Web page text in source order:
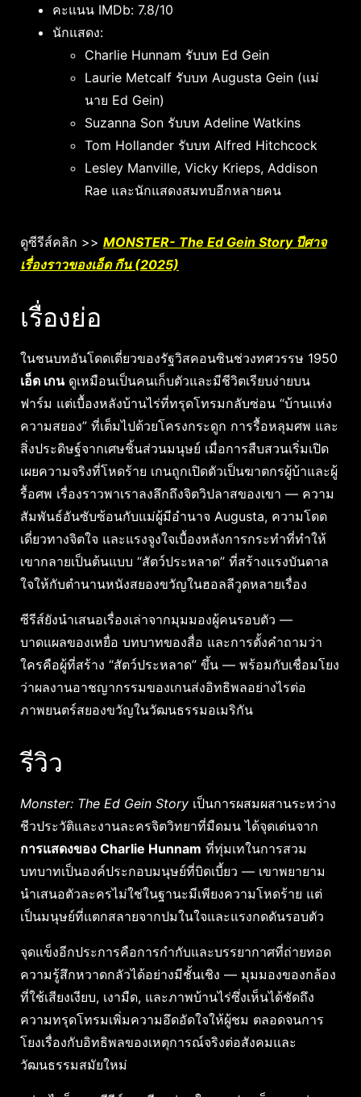
คะแนน IMDb: 7.8/10
นักแสดง:
Charlie Hunnam รับบท Ed Gein
Laurie Metcalf รับบท Augusta Gein (แม่
นาย Ed Gein)
Suzanna Son รับบท Adeline Watkins
Tom Hollander รับบท Alfred Hitchcock
Lesley Manville, Vicky Krieps, Addison
Rae และนักแสดงสมทบอีกหลายคน
ดูซีรีส์คลิก >> MONSTER- The Ed Gein Story ปีศาจ
เรื่องราวของเอ็ด กีน (2025)
เรื่องย่อ
ในชนบทอันโดดเดี่ยวของรัฐวิสคอนซินช่วงทศวรรษ 1950
เอ็ด เกนดูเหมือนเป็นคนเก็บตัวและมีชีวิตเรียบง่ายบน
ฟาร์ม แต่เบื้องหลังบ้านไร่ที่ทรุดโทรมกลับซ่อน “บ้านแห่ง
ความสยอง” ที่เต็มไปด้วยโครงกระดูก การรื้อหลุมศพ และ
สิ่งประดิษฐ์จากเศษชิ้นส่วนมนุษย์ เมื่อการสืบสวนเริ่มเปิด
เผยความจริงที่โหดร้าย เกนถูกเปิดตัวเป็นฆาตกรผู้บ้าและผู้
รื้อศพ เรื่องราวพาเราลงลึกถึงจิตวิปลาสของเขา — ความ
สัมพันธ์อันซับซ้อนกับแม่ผู้มีอำนาจ Augusta, ความโดด
เดี่ยวทางจิตใจ และแรงจูงใจเบื้องหลังการกระทำที่ทำให้
เขากลายเป็นต้นแบบ “สัตว์ประหลาด” ที่สร้างแรงบันดาล
ใจให้กับตำนานหนังสยองขวัญในฮอลลีวูดหลายเรื่อง
ซีรีส์ยังนำเสนอเรื่องเล่าจากมุมมองผู้คนรอบตัว —
บาดแผลของเหยื่อ บทบาทของสื่อ และการตั้งคำถามว่า
ใครคือผู้ที่สร้าง “สัตว์ประหลาด” ขึ้น — พร้อมกับเชื่อมโยง
ว่าผลงานอาชญากรรมของเกนส่งอิทธิพลอย่างไรต่อ
ภาพยนตร์สยองขวัญในวัฒนธรรมอเมริกัน
รีวิว
Monster: The Ed Gein Story เป็นการผสมผสานระหว่าง
ชีวประวัติและงานละครจิตวิทยาที่มืดมน ได้จุดเด่นจาก
การแสดงของ Charlie Hunnam ที่ทุ่มเทในการสวม
บทบาทเป็นองค์ประกอบมนุษย์ที่บิดเบี้ยว — เขาพยายาม
นำเสนอตัวละครไม่ใช่ในฐานะมีเพียงความโหดร้าย แต่
เป็นมนุษย์ที่แตกสลายจากปมในใจและแรงกดดันรอบตัว
จุดแข็งอีกประการคือการกำกับและบรรยากาศที่ถ่ายทอด
ความรู้สึกหวาดกลัวได้อย่างมีชั้นเชิง — มุมมองของกล้อง
ที่ใช้เสียงเงียบ, เงามืด, และภาพบ้านไร่ซึ่งเห็นได้ชัดถึง
ความทรุดโทรมเพิ่มความอึดอัดใจให้ผู้ชม ตลอดจนการ
โยงเรื่องกับอิทธิพลของเหตุการณ์จริงต่อสังคมและ
วัฒนธรรมสมัยใหม่